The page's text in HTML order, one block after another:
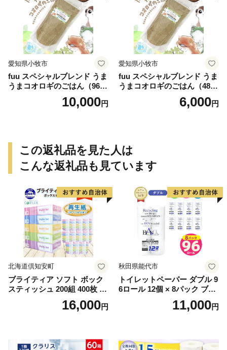
愛知県小牧市
fuu スペシャルブレンド うま
うまコオロギのごはん（960
10,000円
愛知県小牧市
fuu スペシャルブレンド うま
うまコオロギのごはん（480
6,000円
この返礼品を見た人は
こんな返礼品も見ています
北海道倶知安町
ブライティア ソフト ボック
スティッシュ 200組 400枚 60
箱 日本製 まとめ買い ティッ
シュ リサイクル 長持 防災 常
倶知安町 日用品
16,000円
秋田県能代市
トイレットペーパー ダブル 9
6ロール 12個 × 8パック ブラ
ンカ 再生紙 100％ 芯あり 日
用品 消耗品 無香料 生活用品
11,000円